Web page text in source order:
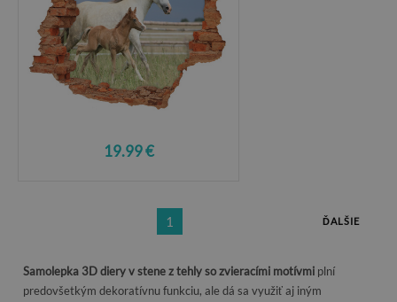
19.99 €
1 ĎALŠIE
Samolepka 3D diery v stene z tehly so zvieracími motívmi plní
predovšetkým dekoratívnu funkciu, ale dá sa využiť aj iným